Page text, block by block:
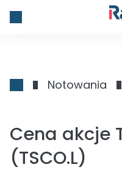
Notowania
Cena akcje
(TSCO.L)